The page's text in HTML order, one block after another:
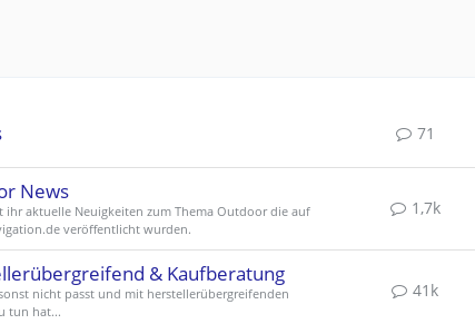
71
News
ihr aktuelle Neuigkeiten zum Thema Outdoor die auf
veröffentlicht wurden.
1,7k
& Kaufberatung
nicht passt und mit herstellerübergreifenden
tun hat...
41k